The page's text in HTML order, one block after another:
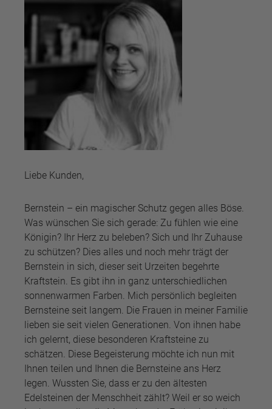
Liebe Kunden,
Bernstein – ein magischer Schutz gegen alles Böse.
Was wünschen Sie sich gerade: Zu fühlen wie eine
Königin? Ihr Herz zu beleben? Sich und Ihr Zuhause
zu schützen? Dies alles und noch mehr trägt der
Bernstein in sich, dieser seit Urzeiten begehrte
Kraftstein. Es gibt ihn in ganz unterschiedlichen
sonnenwarmen Farben. Mich persönlich begleiten
Bernsteine seit langem. Die Frauen in meiner Familie
lieben sie seit vielen Generationen. Von ihnen habe
ich gelernt, diese besonderen Kraftsteine zu
schätzen. Diese Begeisterung möchte ich nun mit
Ihnen teilen und Ihnen die Bernsteine ans Herz
legen. Wussten Sie, dass er zu den ältesten
Edelsteinen der Menschheit zählt? Weil er so weich